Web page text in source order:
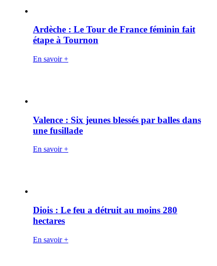
Ardèche : Le Tour de France féminin fait
étape à Tournon
En savoir +
Valence : Six jeunes blessés par balles dans
une fusillade
En savoir +
Diois : Le feu a détruit au moins 280
hectares
En savoir +